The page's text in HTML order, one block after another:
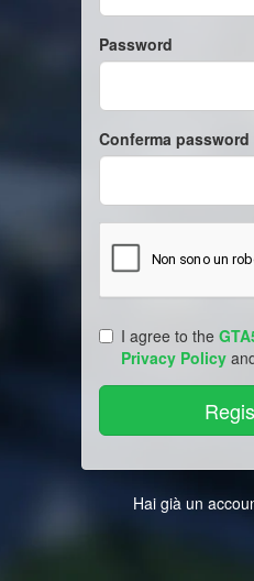
Password
Conferma password
I agree to the
Privacy Policy
Hai già un